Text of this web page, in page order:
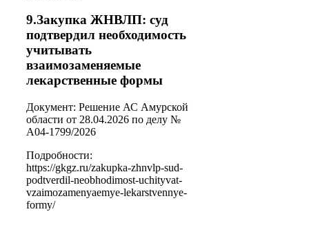
9.Закупка ЖНВЛП: суд
подтвердил необходимость
учитывать
взаимозаменяемые
лекарственные формы
Документ: Решение АС Амурской
области от 28.04.2026 по делу №
А04-1799/2026
Подробности:
https://gkgz.ru/zakupka-zhnvlp-sud-
podtverdil-neobhodimost-uchityvat-
vzaimozamenyaemye-lekarstvennye-
formy/